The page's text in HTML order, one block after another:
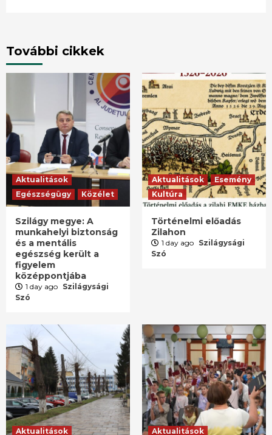
További cikkek
Aktualitások
Egészségügy
Közélet
Szilágy megye: A
munkahelyi biztonság
és a mentális
egészség került a
figyelem
középpontjába
1 day ago Szilágysági
Szó
Aktualitások
Esemény
Kultúra
Történelmi előadás
Zilahon
1 day ago Szilágysági
Szó
Aktualitások Aktualitások